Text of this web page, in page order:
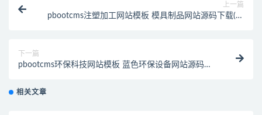
上一篇
pbootcms注塑加工网站模板 模具制品网站源码下载(自
下一篇
pbootcms环保科技网站模板 蓝色环保设备网站源码下
相关文章